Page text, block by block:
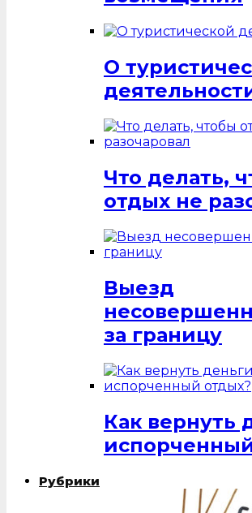
О
Что делать,
отдых не
Выезд
за границу
Как вернуть
Рубрики